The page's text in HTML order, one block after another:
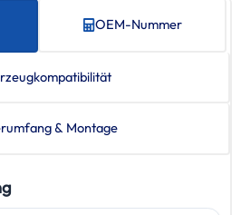
OEM-Nummer
& Montage